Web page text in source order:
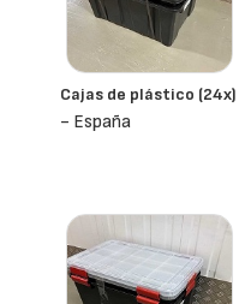
Cajas de plástico (24x)
- España